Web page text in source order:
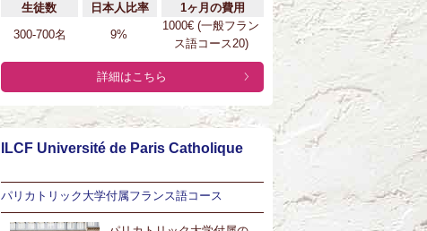
生徒数
日本人比率
1ヶ月の費用
300-700名
9%
1000€ (一般フラン
ス語コース20)
詳細はこちら
ILCF Université de Paris Catholique
パリカトリック大学付属フランス語コース